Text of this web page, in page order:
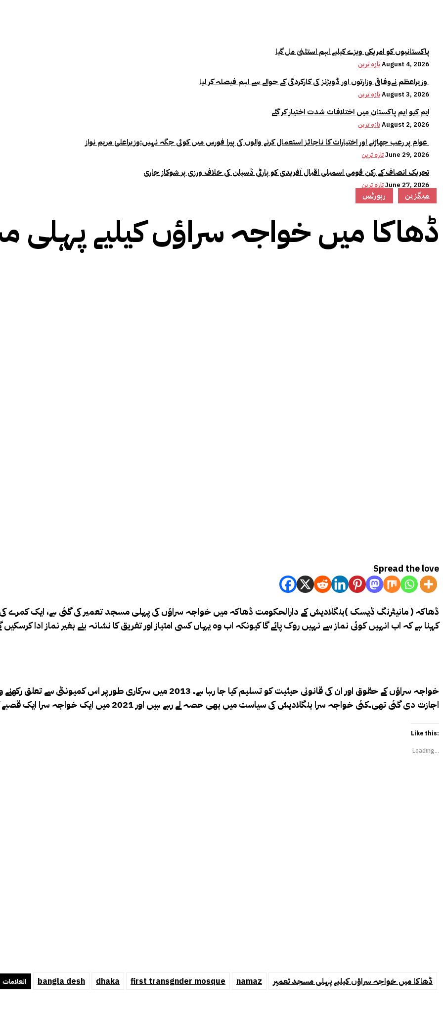
پاکستانیوں کو امریکی ویزے کیلیے اہم استثنیٰ مل گیا
تازہ ترینAugust 4, 2026
تازہ ترینAugust 3, 2026
ایم کیو ایم پاکستان میں اختلافات شدت اختیار کر گئے
تازہ ترینAugust 2, 2026
تازہ ترینJune 29, 2026
تحریک انصاف کے رکن قومی اسمبلی اقبال آفریدی کو پارٹی ڈسپلن کی خلاف ورزی پر شوکاز جاری
تازہ ترینJune 27, 2026
رپورٹس میگزین
ڈھاکا میں خواجہ سراؤں کیلیے پہلی
Spread the love
ڈھاکہ ( مانیٹرنگ ڈیسک )بنگلادیش کے دارالحکومت ڈھاکہ میں خواجہ سراؤں کی پہلی مسجد تعمیر کی گئی ہے، ایک کمرے
کہنا ہے کہ اب انہیں کوئی نماز سے نہیں روک پائے گا کیونکہ اب وہ یہاں کسی امتیاز اور تفریق کا نشانہ بنے بغیر نماز ادا
خواجہ سراؤں کے حقوق اور ان کی قانونی حیثیت کو تسلیم کیا جا رہا ہے۔ 2013 میں
اجازت دی گئی تھی۔کئی خواجہ سرا بنگلادیش کی سیاست میں بھی حصہ لے رہے ہیں اور 2021 میں ایک خواجہ سرا ایک قصبے کا میئر بھی منتخب ہو چکا ہے۔
Like this:
Loading...
العلامات bangla desh dhaka first transgnder mosque namaz ڈھاکا میں خواجہ سراؤں کیلیے پہلی مسجد تعمیر